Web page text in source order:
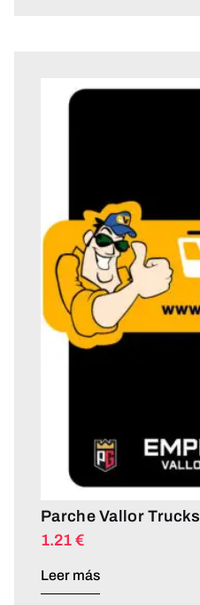
Parche Vallor Trucks
1.21 €
Leer más